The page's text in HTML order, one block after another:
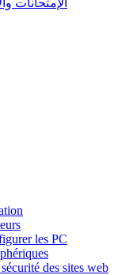
الإمتحانات
les PC
des sites web